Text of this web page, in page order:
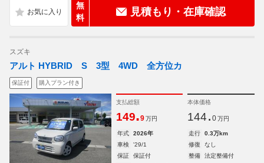
無
料
見積もり・在庫確認
スズキ
アルト HYBRID S 3型 4WD 全方位カ
保証付 購入プラン付き
支払総額
149.9 万円
本体価格
144. 0 万円
年式 2026年 走行
0.3万km
車検
'29/1 修復
なし
保証
保証付 整備
法定整備付